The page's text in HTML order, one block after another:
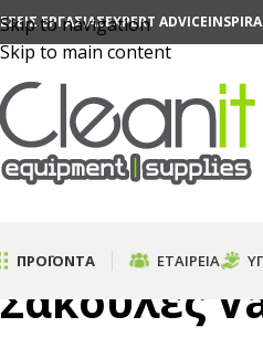
Skip to navigation
Skip to main content
ΕΡΓΑΣΙΑΣEXPERT ADVICE
ΠΡΟΪΟΝΤΑ ΕΤΑΙΡΕΊΑ
Σακούλες